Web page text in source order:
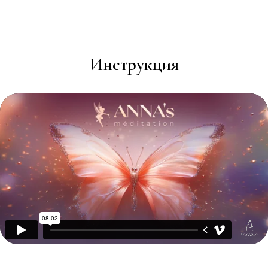
Инструкция